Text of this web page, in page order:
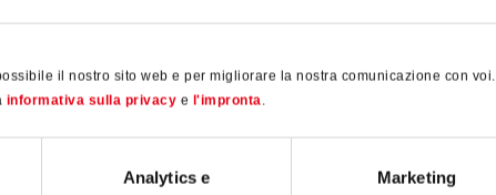
il nostro sito web e per migliorare la nostra comunicazione con voi.
informativa sulla privacy e l'impronta.
Analytics e
Marketing